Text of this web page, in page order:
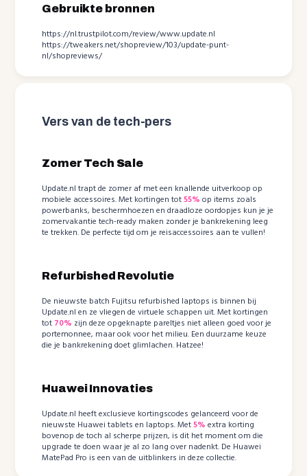
Gebruikte bronnen
https://nl.trustpilot.com/review/www.update.nl
https://tweakers.net/shopreview/103/update-punt-
nl/shopreviews/
Vers van de tech-pers
Zomer Tech Sale
Update.nl trapt de zomer af met een knallende uitverkoop op
mobiele accessoires. Met kortingen tot55% op items zoals
powerbanks, beschermhoezen en draadloze oordopjes kun je je
zomervakantie tech-ready maken zonder je bankrekening leeg
te trekken. De perfecte tijd om je reisaccessoires aan te vullen!
Refurbished Revolutie
De nieuwste batch Fujitsu refurbished laptops is binnen bij
Update.nl en ze vliegen de virtuele schappen uit. Met kortingen
tot 70% zijn deze opgeknapte pareltjes niet alleen goed voor je
portemonnee, maar ook voor het milieu. Een duurzame keuze
die je bankrekening doet glimlachen. Hatzee!
Huawei Innovaties
Update.nl heeft exclusieve kortingscodes gelanceerd voor de
nieuwste Huawei tablets en laptops. Met5% extra korting
bovenop de toch al scherpe prijzen, is dit het moment om die
upgrade te doen waar je al zo lang over nadenkt. De Huawei
MatePad Pro is een van de uitblinkers in deze collectie.